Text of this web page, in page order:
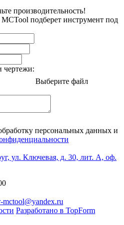
производительность!
подберет инструмент под
чертежи:
Выберите файл
персональных данных и
ул. Ключевая, д. 30, лит. А, оф.
mctool@yandex.ru
Разработано в TopForm